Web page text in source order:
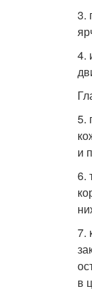
3.
4.
5.
и
6.
7.
в